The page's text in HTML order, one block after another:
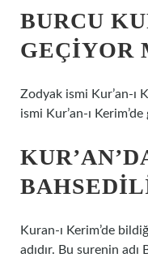
BURCU
GEÇIYOR
Zodyak ismi Kur’an-ı
ismi Kur’an-ı
Kuran-ı Kerim’de
adıdır. Bu surenin adı